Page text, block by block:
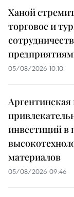
Ханой
торговое и
05/08/2026 10:10
Аргентинская
инвестиций в
материалов
05/08/2026 09:46